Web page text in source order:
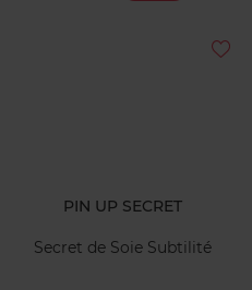
PIN UP SECRET
Secret de Soie Subtilité